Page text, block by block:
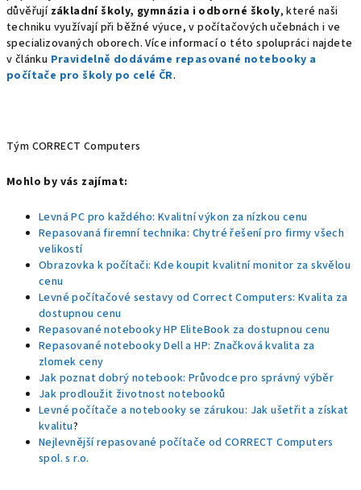
důvěřují základní školy, gymnázia i odborné školy, které naši
techniku využívají při běžné výuce, v počítačových učebnách i ve
specializovaných oborech. Více informací o této spolupráci najdete
v článku Pravidelně dodáváme repasované notebooky a
počítače pro školy po celé ČR.
Tým CORRECT Computers
Mohlo by vás zajímat:
Levná PC pro každého: Kvalitní výkon za nízkou cenu
Repasovaná firemní technika: Chytré řešení pro firmy všech
velikostí
Obrazovka k počítači: Kde koupit kvalitní monitor za skvělou
cenu
Levné počítačové sestavy od Correct Computers: Kvalita za
dostupnou cenu
Repasované notebooky HP EliteBook za dostupnou cenu
Repasované notebooky Dell a HP: Značková kvalita za
zlomek ceny
Jak poznat dobrý notebook: Průvodce pro správný výběr
Jak prodloužit životnost notebooků
Levné počítače a notebooky se zárukou: Jak ušetřit a získat
kvalitu?
Nejlevnější repasované počítače od CORRECT Computers
spol. s r.o.